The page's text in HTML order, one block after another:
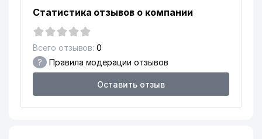
Статистика отзывов о компании
Всего отзывов: 0
? Правила модерации отзывов
Оставить отзыв